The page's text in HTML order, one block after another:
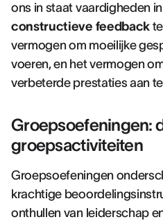
ons in staat vaardigheden
constructieve feedbackte
vermogen om moeilijke
voeren, en het vermogen
verbeterde prestaties aan
Groepsoefeningen:
groepsactiviteiten
Groepsoefeningen
krachtige
onthullen van leiderschap